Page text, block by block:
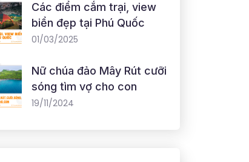
Các điểm cắm trại, view
biển đẹp tại Phú Quốc
01/03/2025
Nữ chúa đảo Mây Rút cưỡi
sóng tìm vợ cho con
19/11/2024